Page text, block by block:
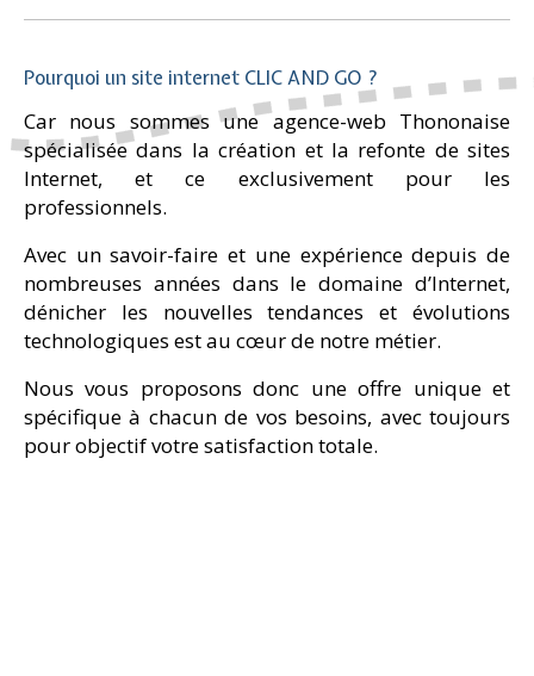
Pourquoi un site internet CLIC AND GO ?
Car nous sommes une agence-web Thononaise
spécialisée dans la création et la refonte de sites
Internet, et ce exclusivement pour les
professionnels.
Avec un savoir-faire et une expérience depuis de
nombreuses années dans le domaine d’Internet,
dénicher les nouvelles tendances et évolutions
technologiques est au cœur de notre métier.
Nous vous proposons donc une offre unique et
spécifique à chacun de vos besoins, avec toujours
pour objectif votre satisfaction totale.